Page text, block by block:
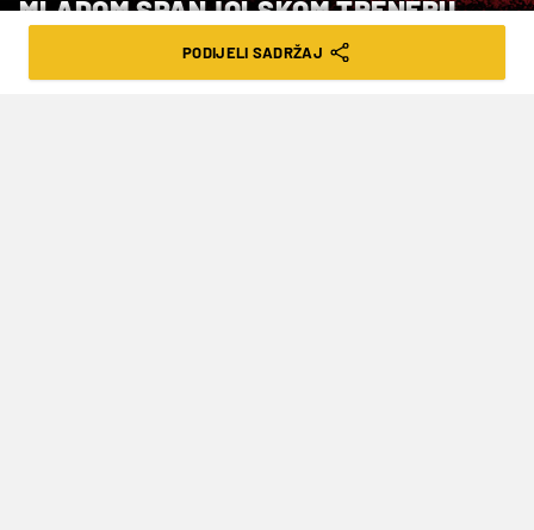
MLADOM ŠPANJOLSKOM TRENERU
PODIJELI SADRŽAJ